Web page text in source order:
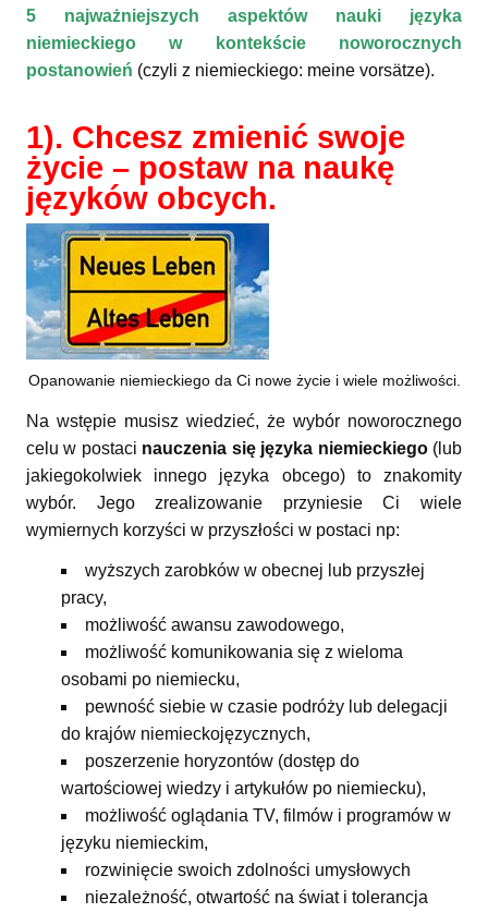
5 najważniejszych aspektów nauki języka
niemieckiego w kontekście noworocznych
postanowień (czyli z niemieckiego: meine vorsätze).
1). Chcesz zmienić swoje
życie – postaw na naukę
języków obcych.
Opanowanie niemieckiego da Ci nowe życie i wiele możliwości.
Na wstępie musisz wiedzieć, że wybór noworocznego
celu w postaci nauczenia się języka niemieckiego(lub
jakiegokolwiek innego języka obcego) to znakomity
wybór. Jego zrealizowanie przyniesie Ci wiele
wymiernych korzyści w przyszłości w postaci np:
wyższych zarobków w obecnej lub przyszłej
pracy,
możliwość awansu zawodowego,
możliwość komunikowania się z wieloma
osobami po niemiecku,
pewność siebie w czasie podróży lub delegacji
do krajów niemieckojęzycznych,
poszerzenie horyzontów (dostęp do
wartościowej wiedzy i artykułów po niemiecku),
możliwość oglądania TV, filmów i programów w
języku niemieckim,
rozwinięcie swoich zdolności umysłowych
niezależność, otwartość na świat i tolerancja